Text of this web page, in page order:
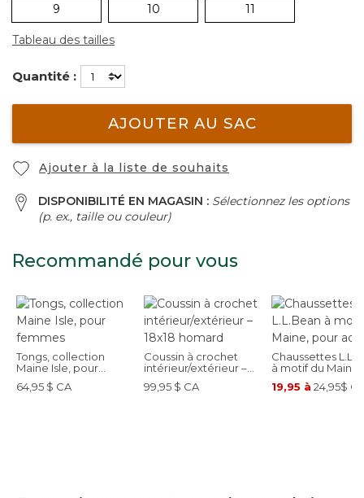
9 10 11
Tableau des tailles
Quantité :
AJOUTER AU SAC
Ajouter à la liste de souhaits
DISPONIBILITÉ EN MAGASIN : Sélectionnez les options
(p. ex., taille ou couleur)
Recommandé pour vous
Tongs, collection
Maine Isle, pour
femmes
64,95 $ CA
Coussin à crochet
intérieur/extérieur –
18x18 homard
99,95 $ CA
Chaussettes
à motif du Maine,
19,95 à 24,95$